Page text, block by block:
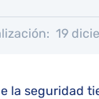
19
la seguridad